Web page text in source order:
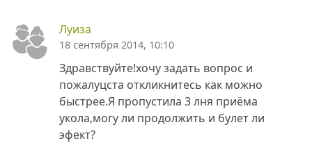
Луиза
18 сентября 2014, 10:10
Здравствуйте!хочу задать вопрос и
пожалуцста откликнитесь как можно
быстрее.Я пропустила 3 лня приёма
укола,могу ли продолжить и булет ли
эфект?